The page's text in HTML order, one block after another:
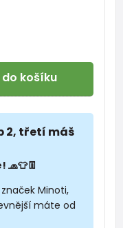
košíku
2, třetí máš
Minoti,
máte od